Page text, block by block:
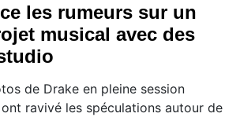
les rumeurs sur un
musical avec des
de Drake en pleine session
ont ravivé les spéculations autour de